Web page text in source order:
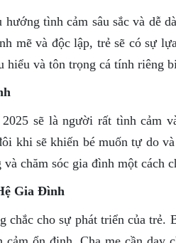
hướng tình cảm sâu sắc và dễ
mẽ và độc lập, trẻ sẽ có sự
hiểu và tôn trọng cá tính riêng
sẽ là người rất tình cảm
khi sẽ khiến bé muốn tự do
chăm sóc gia đình một cách
Gia Đình
chắc cho sự phát triển của